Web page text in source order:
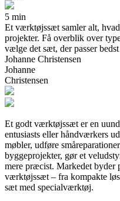
5 min
Et værktøjssæt samler alt,
projekter. Få overblik over
vælge det sæt, der passer
Johanne Christensen
Johanne
Christensen
Et godt værktøjssæt er en
entusiasts eller håndværkers
møbler, udføre
byggeprojekter, gør et
mere præcist. Markedet byder
værktøjssæt – fra kompakte
sæt med specialværktøj.